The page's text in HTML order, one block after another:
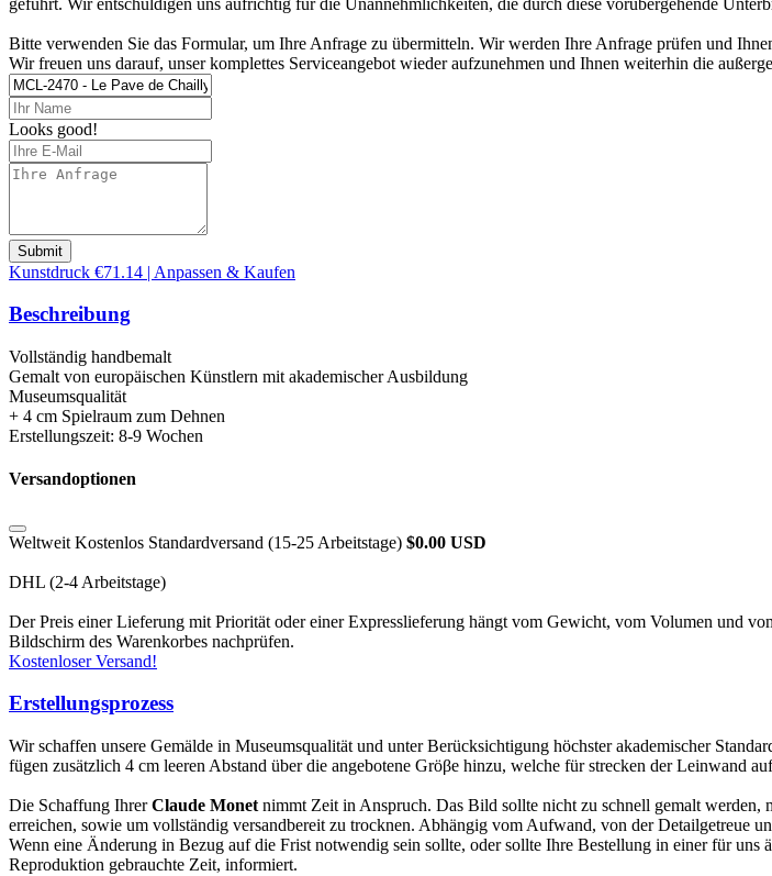
Bitte verwenden Sie das Formular, um Ihre Anfrage zu übermitteln. Wir werden Ihre Anfrage prüfen und
Wir freuen uns darauf, unser komplettes Serviceangebot wieder aufzunehmen und Ihnen weiterhin die
Looks good!
Submit
Kunstdruck €71.14 | Anpassen & Kaufen
Beschreibung
Vollständig handbemalt
Gemalt von europäischen Künstlern mit akademischer Ausbildung
Museumsqualität
+ 4 cm Spielraum zum Dehnen
Erstellungszeit: 8-9 Wochen
Versandoptionen
Weltweit Kostenlos Standardversand (15-25 Arbeitstage) $0.00 USD
DHL (2-4 Arbeitstage)
Der Preis einer Lieferung mit Priorität oder einer Expresslieferung hängt vom Gewicht, vom Volumen und
Bildschirm des Warenkorbes nachprüfen.
Kostenloser Versand!
Erstellungsprozess
Wir schaffen unsere Gemälde in Museumsqualität und unter Berücksichtigung höchster akademischer
fügen zusätzlich 4 cm leeren Abstand über die angebotene Gröβe hinzu, welche für strecken der Leinwand
Die Schaffung IhrerClaude Monet nimmt Zeit in Anspruch. Das Bild sollte nicht zu schnell gemalt
erreichen, sowie um vollständig versandbereit zu trocknen. Abhängig vom Aufwand, von der Detailgetreue
Wenn eine Änderung in Bezug auf die Frist notwendig sein sollte, oder sollte Ihre Bestellung in einer für
Reproduktion gebrauchte Zeit, informiert.